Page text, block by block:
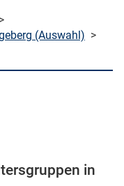
>
(Auswahl) >
in